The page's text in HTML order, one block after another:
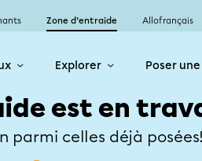
Zone d’entraide Allofrançais
Explorer Poser
est en
parmi celles déjà